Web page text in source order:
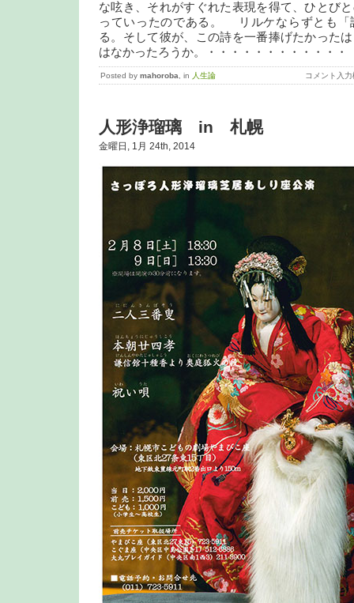
な呟き、それがすぐれた表現を得て、ひとび
っていったのである。 リルケならずとも「
る。そして彼が、この詩を一番捧げたかった
はなかったろうか。・・・・・・・・・・・・
Posted by mahoroba , in 人生論 コメント入力
人形浄瑠璃 in 札幌
金曜日, 1月 24th, 2014